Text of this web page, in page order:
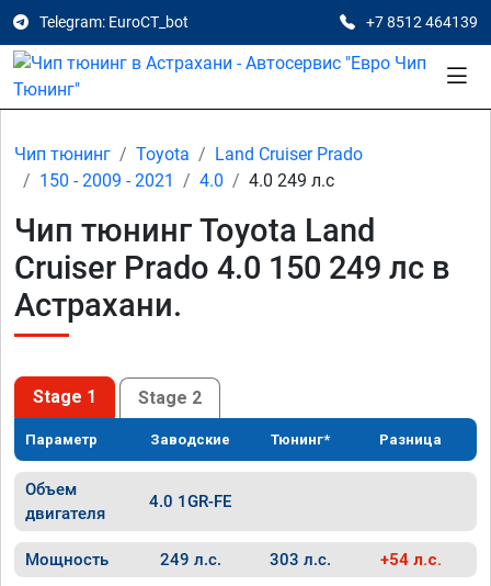
Telegram: EuroCT_bot +7 8512 464139
Чип тюнинг Toyota
Land Cruiser Prado
150 - 2009 - 2021
4.0 4.0 249 л.с
Чип тюнинг Toyota Land
Cruiser Prado 4.0 150 249 лс в
Астрахани.
Stage 1 Stage 2
Параметр Заводские Тюнинг* Разница
Объем
двигателя
4.0 1GR-FE
Мощность 249 л.с. 303 л.с. +54 л.с.